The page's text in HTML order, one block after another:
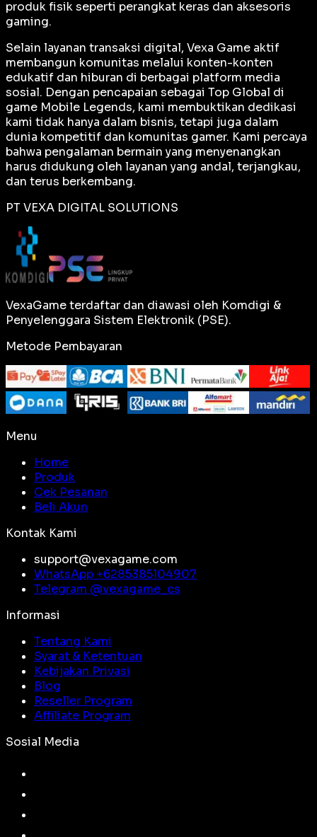
produk fisik seperti perangkat keras dan aksesoris
gaming.
Selain layanan transaksi digital, Vexa Game aktif
membangun komunitas melalui konten-konten
edukatif dan hiburan di berbagai platform media
sosial. Dengan pencapaian sebagai Top Global di
game Mobile Legends, kami membuktikan dedikasi
kami tidak hanya dalam bisnis, tetapi juga dalam
dunia kompetitif dan komunitas gamer. Kami percaya
bahwa pengalaman bermain yang menyenangkan
harus didukung oleh layanan yang andal, terjangkau,
dan terus berkembang.
PT VEXA DIGITAL SOLUTIONS
VexaGame terdaftar dan diawasi oleh Komdigi &
Penyelenggara Sistem Elektronik (PSE).
Metode Pembayaran
Menu
Home
Produk
Cek Pesanan
Beli Akun
Kontak Kami
support@vexagame.com
WhatsApp +6285385104907
Telegram @vexagame_cs
Informasi
Tentang Kami
Syarat & Ketentuan
Kebijakan Privasi
Blog
Reseller Program
Affiliate Program
Sosial Media